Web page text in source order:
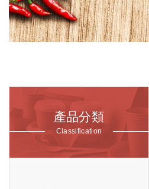
產品分類
Classification